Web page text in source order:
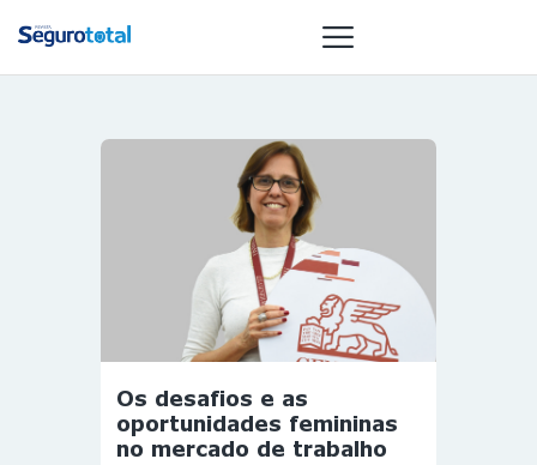
NOTÍCIAS
REVISTA
ESPECIAIS
GAIVOTA DE
OURO
ST SUMMIT
GESTORAS
HOMEST
Os desafios e as
oportunidades femininas
no mercado de trabalho